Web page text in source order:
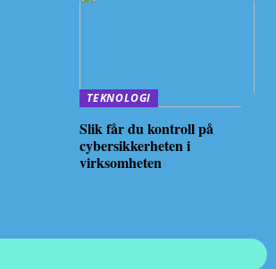
TEKNOLOGI
Slik får du kontroll på
cybersikkerheten i
virksomheten